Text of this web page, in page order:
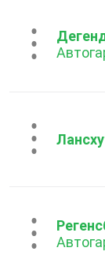
...
...
...